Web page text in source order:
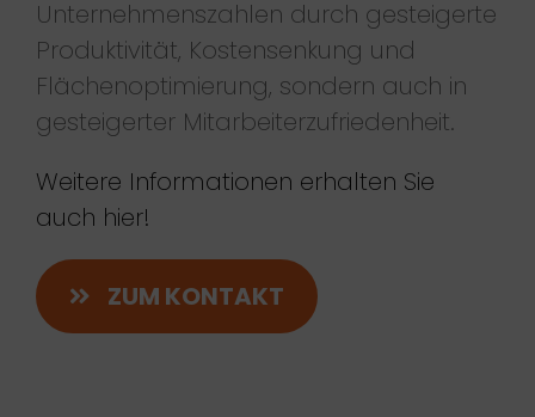
Unternehmenszahlen durch gesteigerte
Produktivität, Kostensenkung und
Flächenoptimierung, sondern auch in
gesteigerter Mitarbeiterzufriedenheit.
Weitere Informationen erhalten Sie
auch hier!
ZUM KONTAKT